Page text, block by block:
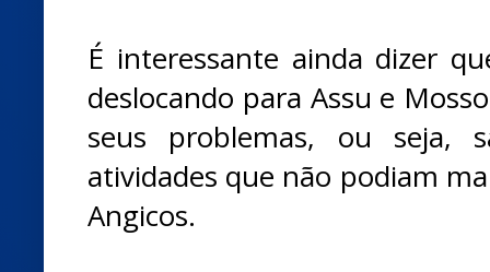
É interessante ainda dizer
deslocando para Assu e
seus problemas, ou seja,
atividades que não podiam
Angicos.